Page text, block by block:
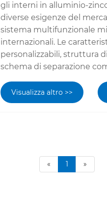
gli interni in alluminio-
diverse esigenze del
sistema multifunzionale
internazionali. Le
personalizzabili, struttura
schema di separazione
Visualizza altro >>
« 1 »